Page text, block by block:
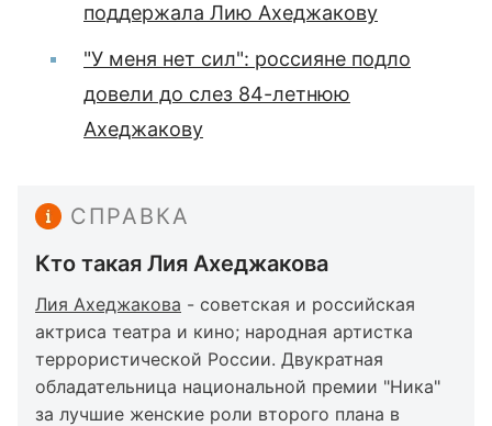
поддержала Лию Ахеджакову
"У меня нет сил": россияне подло
довели до слез 84-летнюю
Ахеджакову
СПРАВКА
Кто такая Лия Ахеджакова
Лия Ахеджакова - советская и российская
актриса театра и кино; народная артистка
террористической России. Двукратная
обладательница национальной премии "Ника"
за лучшие женские роли второго плана в